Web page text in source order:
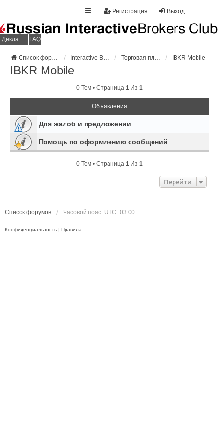
Выход
Регистрация
Декларация НДФЛ FAQ
Список форумов Interactive Brokers Торговая платформа IBKR Mobile
IBKR Mobile
0 Тем • Страница 1 Из 1
Объявления
Для жалоб и предложений
Помощь по оформлению сообщений
0 Тем • Страница 1 Из 1
Перейти
Список форумов Часовой пояс: UTC+03:00
Конфиденциальность | Правила